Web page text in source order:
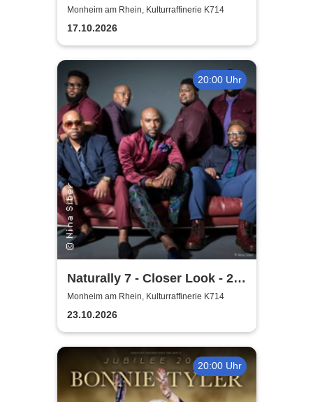
Snap - Germany 2026
Monheim am Rhein, Kulturraffinerie K714
17.10.2026
20:00 Uhr
Naturally 7 - Closer Look - 25
Years of Naturally 7
Monheim am Rhein, Kulturraffinerie K714
23.10.2026
20:00 Uhr